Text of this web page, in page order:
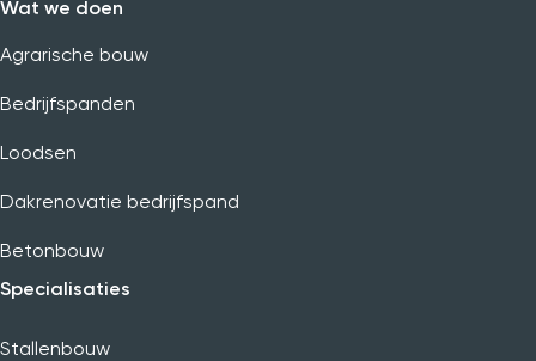
Wat we doen
Agrarische bouw
Bedrijfspanden
Loodsen
Dakrenovatie bedrijfspand
Betonbouw
Specialisaties
Stallenbouw